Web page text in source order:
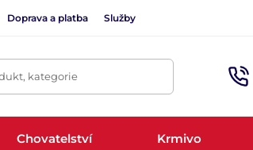
Doprava a platba Služby
kategorie
Chovatelství Krmivo